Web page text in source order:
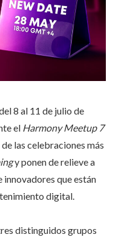
8 al 11 de julio de
el Harmony Meetup 7
las celebraciones más
y ponen de relieve a
innovadores que están
digital.
distinguidos grupos